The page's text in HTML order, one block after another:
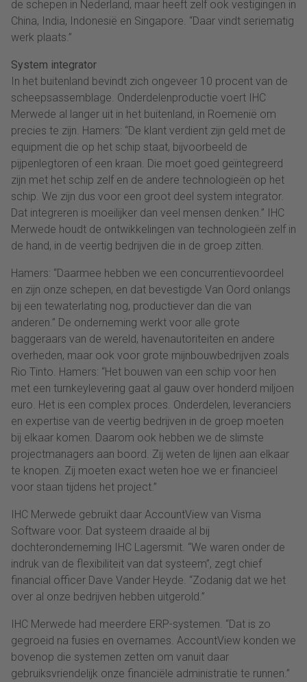
de schepen in Nederland, maar heeft zelf ook vestigingen in
China, India, Indonesië en Singapore. “Daar vindt seriematig
werk plaats.”
System integrator
In het buitenland bevindt zich ongeveer 10 procent van de
scheepsassemblage. Onderdelenproductie voert IHC
Merwede al langer uit in het buitenland, in Roemenië om
precies te zijn. Hamers: “De klant verdient zijn geld met de
equipment die op het schip staat, bijvoorbeeld de
pijpenlegtoren of een kraan. Die moet goed geïntegreerd
zijn met het schip zelf en de andere technologieën op het
schip. We zijn dus voor een groot deel system integrator.
Dat integreren is moeilijker dan veel mensen denken.” IHC
Merwede houdt de ontwikkelingen van technologieën zelf in
de hand, in de veertig bedrijven die in de groep zitten.
Hamers: “Daarmee hebben we een concurrentievoordeel
en zijn onze schepen, en dat bevestigde Van Oord onlangs
bij een tewaterlating nog, productiever dan die van
anderen.” De onderneming werkt voor alle grote
baggeraars van de wereld, havenautoriteiten en andere
overheden, maar ook voor grote mijnbouwbedrijven zoals
Rio Tinto. Hamers: “Het bouwen van een schip voor hen
met een turnkeylevering gaat al gauw over honderd miljoen
euro. Het is een complex proces. Onderdelen, leveranciers
en expertise van de veertig bedrijven in de groep moeten
bij elkaar komen. Daarom ook hebben we de slimste
projectmanagers aan boord. Zij weten de lijnen aan elkaar
te knopen. Zij moeten exact weten hoe we er financieel
voor staan tijdens het project.”
IHC Merwede gebruikt daar AccountView van Visma
Software voor. Dat systeem draaide al bij
dochteronderneming IHC Lagersmit. “We waren onder de
indruk van de flexibiliteit van dat systeem”, zegt chief
financial officer Dave Vander Heyde. “Zodanig dat we het
over al onze bedrijven hebben uitgerold.”
IHC Merwede had meerdere ERP-systemen. “Dat is zo
gegroeid na fusies en overnames. AccountView konden we
bovenop die systemen zetten om vanuit daar
gebruiksvriendelijk onze financiële administratie te runnen.”